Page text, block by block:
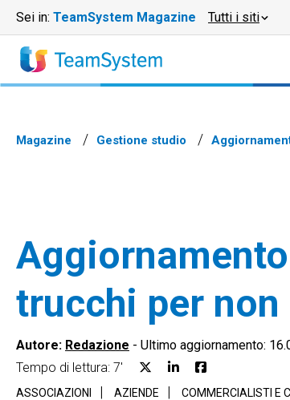
Sei in: TeamSystem Magazine Tutti i siti
Magazine Gestione studio
trucchi per
Autore: Redazione - Ultimo aggiornamento:
Tempo di lettura: 7'
ASSOCIAZIONI AZIENDE COMMERCIALISTI E